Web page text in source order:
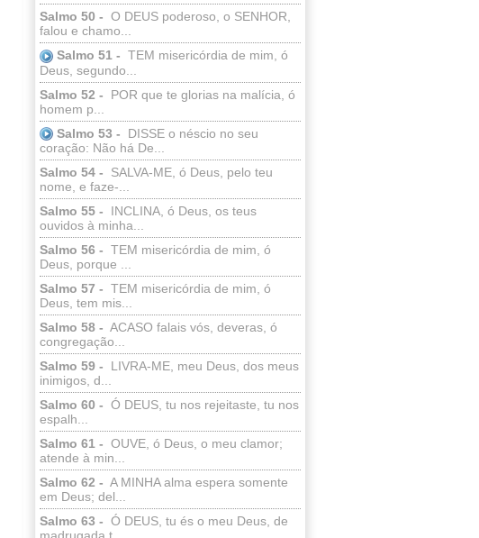
Salmo 50 - O DEUS poderoso, o SENHOR,
falou e chamo...
Salmo 51 - TEM misericórdia de mim, ó
Deus, segundo...
Salmo 52 -
POR que te glorias na malícia, ó
homem p...
Salmo 53 -
DISSE o néscio no seu
coração: Não há De...
Salmo 54 -
SALVA-ME, ó Deus, pelo teu
nome, e faze-...
Salmo 55 -
INCLINA, ó Deus, os teus
ouvidos à minha...
Salmo 56 - TEM misericórdia de mim, ó
Deus, porque ...
Salmo 57 - TEM misericórdia de mim, ó
Deus, tem mis...
Salmo 58 - ACASO falais vós, deveras, ó
congregação...
Salmo 59 -
LIVRA-ME, meu Deus, dos meus
inimigos, d...
Salmo 60 - Ó DEUS, tu nos rejeitaste, tu nos
espalh...
Salmo 61 - OUVE, ó Deus, o meu clamor;
atende à min...
Salmo 62 - A MINHA alma espera somente
em Deus; del...
Salmo 63 - Ó DEUS, tu és o meu Deus, de